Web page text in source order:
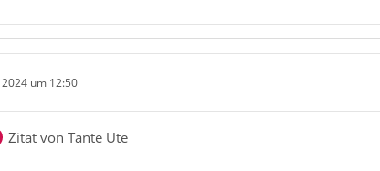
um 12:50
Zitat von Tante Ute